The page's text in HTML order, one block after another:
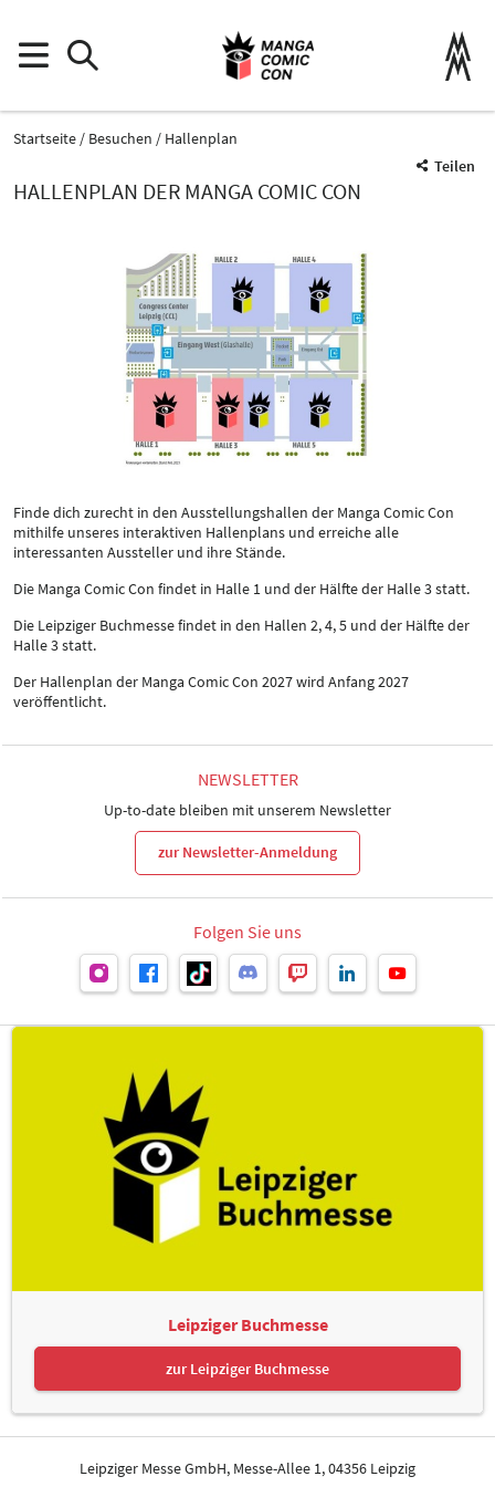
Startseite Besuchen
Hallenplan
Teilen
HALLENPLAN DER MANGA COMIC CON
Finde dich zurecht in den Ausstellungshallen der Manga Comic Con
mithilfe unseres interaktiven Hallenplans und erreiche alle
interessanten Aussteller und ihre Stände.
Die Manga Comic Con findet in Halle 1 und der Hälfte der Halle 3 statt.
Die Leipziger Buchmesse findet in den Hallen 2, 4, 5 und der Hälfte der
Halle 3 statt.
Der Hallenplan der Manga Comic Con 2027 wird Anfang 2027
veröffentlicht.
NEWSLETTER
Up-to-date bleiben mit unserem Newsletter
zur Newsletter-Anmeldung
Folgen Sie uns
Leipziger Buchmesse
zur Leipziger Buchmesse
Leipziger Messe GmbH, Messe-Allee 1, 04356 Leipzig